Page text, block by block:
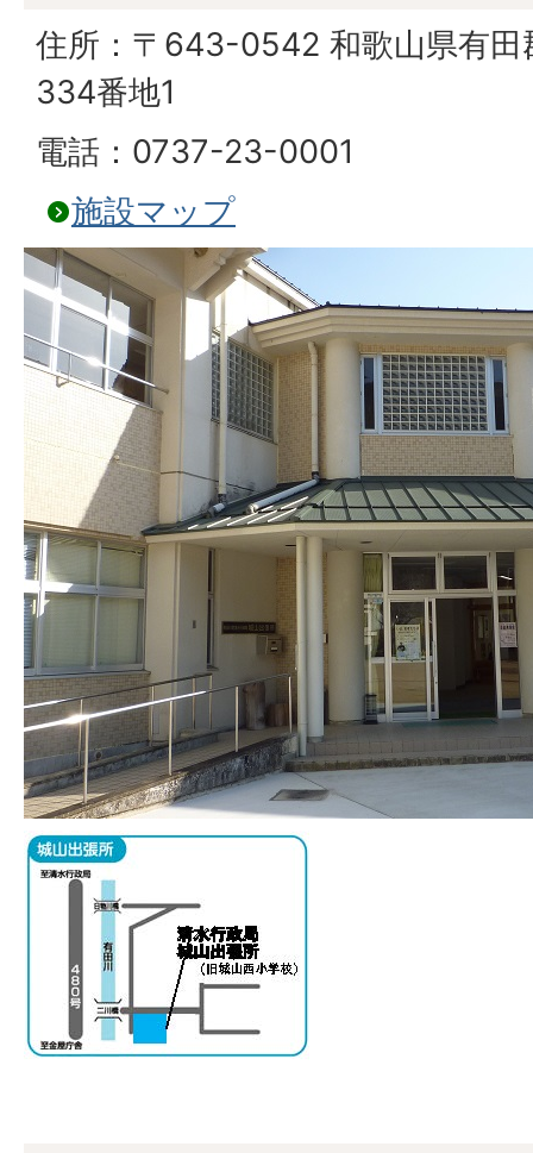
住所：〒643-0542 和歌山県有田
334番地1
電話：0737-23-0001
施設マップ